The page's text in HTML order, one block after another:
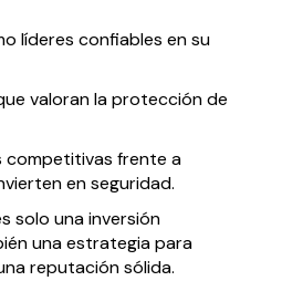
líderes confiables en su
valoran la protección de
competitivas frente a
en seguridad.
solo una inversión
una estrategia para
reputación sólida.